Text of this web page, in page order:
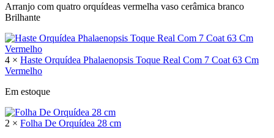
Arranjo com quatro orquídeas vermelha vaso cerâmica branco
Brilhante
4 × Haste Orquídea Phalaenopsis Toque Real Com 7 Coat 63 Cm
Vermelho
Em estoque
2 × Folha De Orquídea 28 cm